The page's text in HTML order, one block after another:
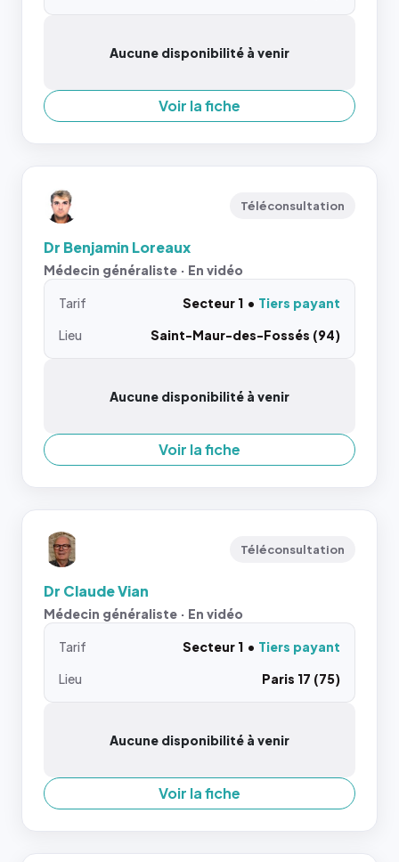
Aucune disponibilité à venir
Voir la fiche
Téléconsultation
Dr Benjamin Loreaux
Médecin généraliste · En vidéo
Tarif Secteur 1
Tiers payant
Lieu
Saint-Maur-des-Fossés (94)
Aucune disponibilité à venir
Voir la fiche
Téléconsultation
Dr Claude Vian
Médecin généraliste · En vidéo
Tarif Secteur 1
Tiers payant
Lieu
Paris 17 (75)
Aucune disponibilité à venir
Voir la fiche